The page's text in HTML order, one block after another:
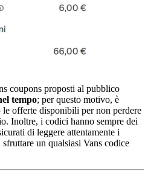
coupons proposti al pubblico
tempo; per questo motivo, è
offerte disponibili per non perdere
Inoltre, i codici hanno sempre dei
di leggere attentamente i
un qualsiasi Vans codice